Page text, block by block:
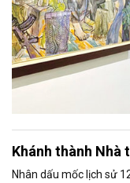
Khánh thành Nhà
Nhân dấu mốc lịch sử